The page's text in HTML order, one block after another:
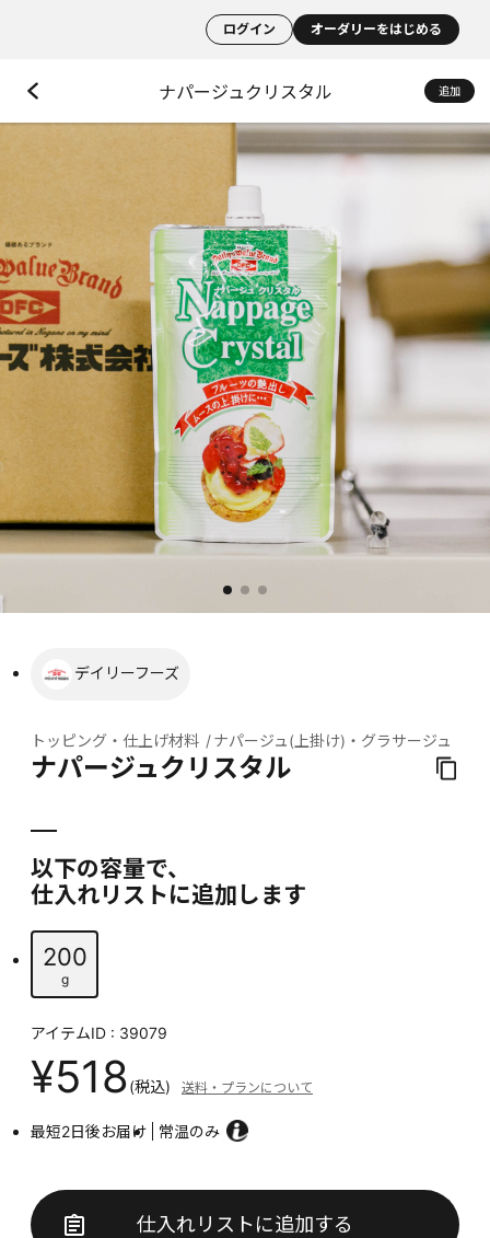
ログイン オーダリーをはじめる
ナパージュクリスタル 追加
デイリーフーズ
トッピング・仕上げ材料 ナパージュ(上掛け)・グラサージュ
ナパージュクリスタル
以下の容量で、
仕入れリストに追加します
200
g
アイテムID : 39079
¥518(税込) 送料・プランについて
最短2日後お届け 常温のみ
仕入れリストに追加する